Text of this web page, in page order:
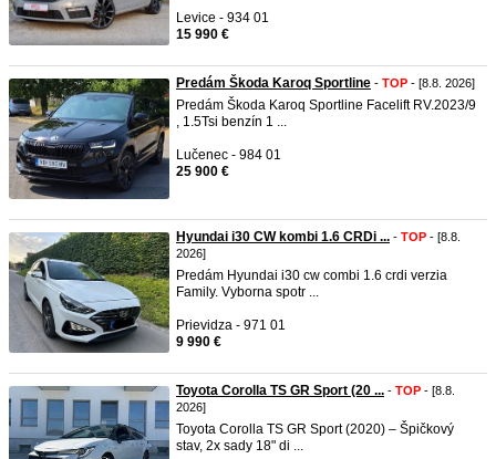
Levice - 934 01
15 990 €
Predám Škoda Karoq Sportline - TOP - [8.8. 2026]
Predám Škoda Karoq Sportline Facelift RV.2023/9
, 1.5Tsi benzín 1 ...
Lučenec - 984 01
25 900 €
Hyundai i30 CW kombi 1.6 CRDi ... - TOP - [8.8.
2026]
Predám Hyundai i30 cw combi 1.6 crdi verzia
Family. Vyborna spotr ...
Prievidza - 971 01
9 990 €
Toyota Corolla TS GR Sport (20 ... - TOP - [8.8.
2026]
Toyota Corolla TS GR Sport (2020) – Špičkový
stav, 2x sady 18" di ...